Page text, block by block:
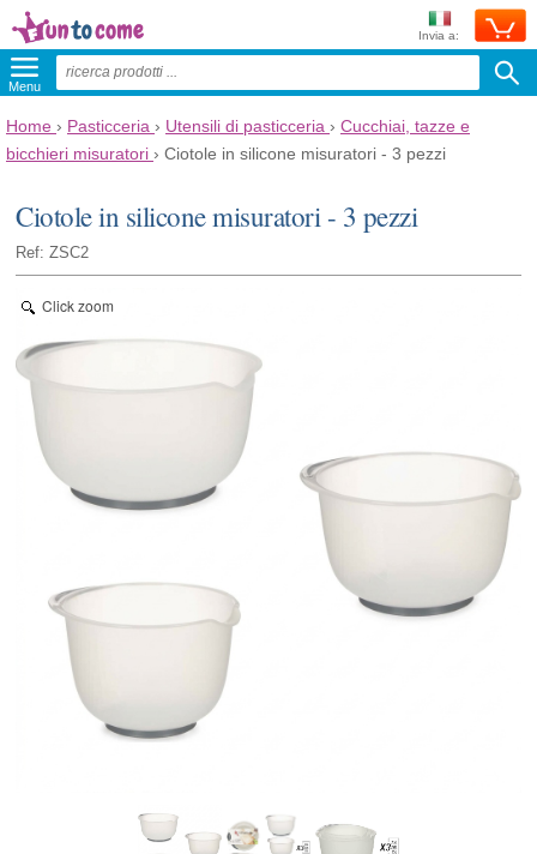
Invia a:
Menu
Home › Pasticceria › Utensili di pasticceria › Cucchiai, tazze e
bicchieri misuratori › Ciotole in silicone misuratori - 3 pezzi
Ciotole in silicone misuratori - 3 pezzi
Ref: ZSC2
Click zoom